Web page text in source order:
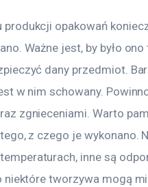
produkcji opakowań
Ważne jest, by było
dany przedmiot.
w nim schowany.
zgnieceniami. Warto
z czego je wykonano.
inne są
niektóre tworzywa mogą